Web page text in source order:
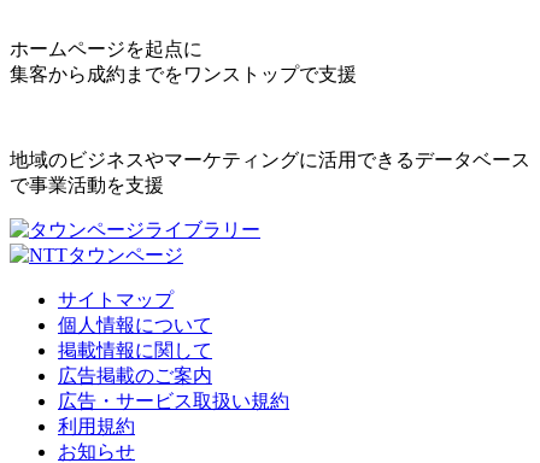
ホームページを起点に
集客から成約までをワンストップで支援
地域のビジネスやマーケティングに活用できるデータベース
で事業活動を支援
サイトマップ
個人情報について
掲載情報に関して
広告掲載のご案内
広告・サービス取扱い規約
利用規約
お知らせ